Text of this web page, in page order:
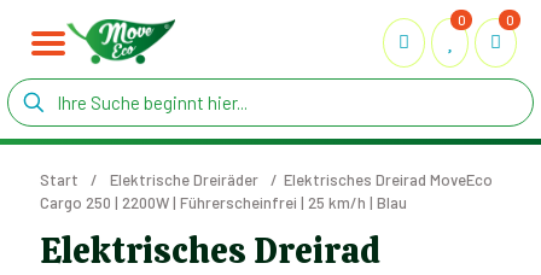
0 0
Start / Elektrische Dreiräder / Elektrisches Dreirad MoveEco
Cargo 250 | 2200W | Führerscheinfrei | 25 km/h | Blau
Elektrisches Dreirad